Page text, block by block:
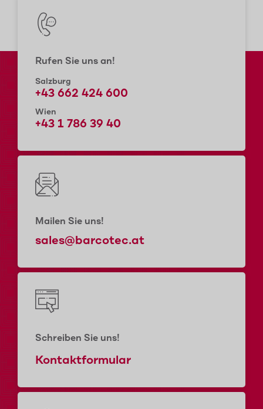
Rufen Sie uns an!
Salzburg
+43 662 424 600
Wien
+43 1 786 39 40
Mailen Sie uns!
sales@barcotec.at
Schreiben Sie uns!
Kontaktformular